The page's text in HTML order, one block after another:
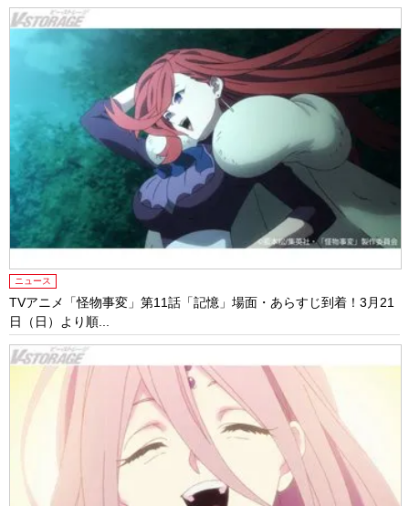
ニュース
TVアニメ「怪物事変」第11話「記憶」場面・あらすじ到着！3月21
日（日）より順...